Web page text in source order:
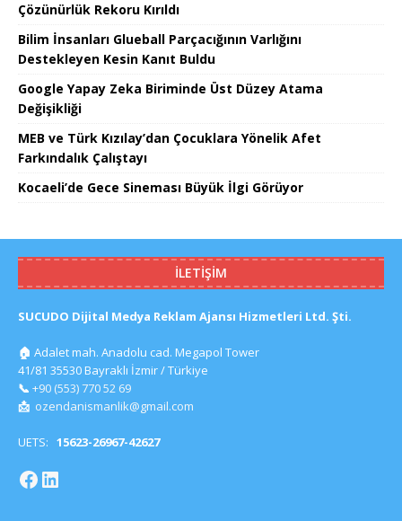
Çözünürlük Rekoru Kırıldı
Bilim İnsanları Glueball Parçacığının Varlığını
Destekleyen Kesin Kanıt Buldu
Google Yapay Zeka Biriminde Üst Düzey Atama
Değişikliği
MEB ve Türk Kızılay’dan Çocuklara Yönelik Afet
Farkındalık Çalıştayı
Kocaeli’de Gece Sineması Büyük İlgi Görüyor
İLETIŞIM
SUCUDO Dijital Medya Reklam Ajansı Hizmetleri Ltd. Şti.
🏠 Adalet mah. Anadolu cad. Megapol Tower
41/81 35530 Bayraklı İzmir / Türkiye
📞 +90 (553) 770 52 69
📩 ozendanismanlik@gmail.com
UETS: 15623-26967-42627